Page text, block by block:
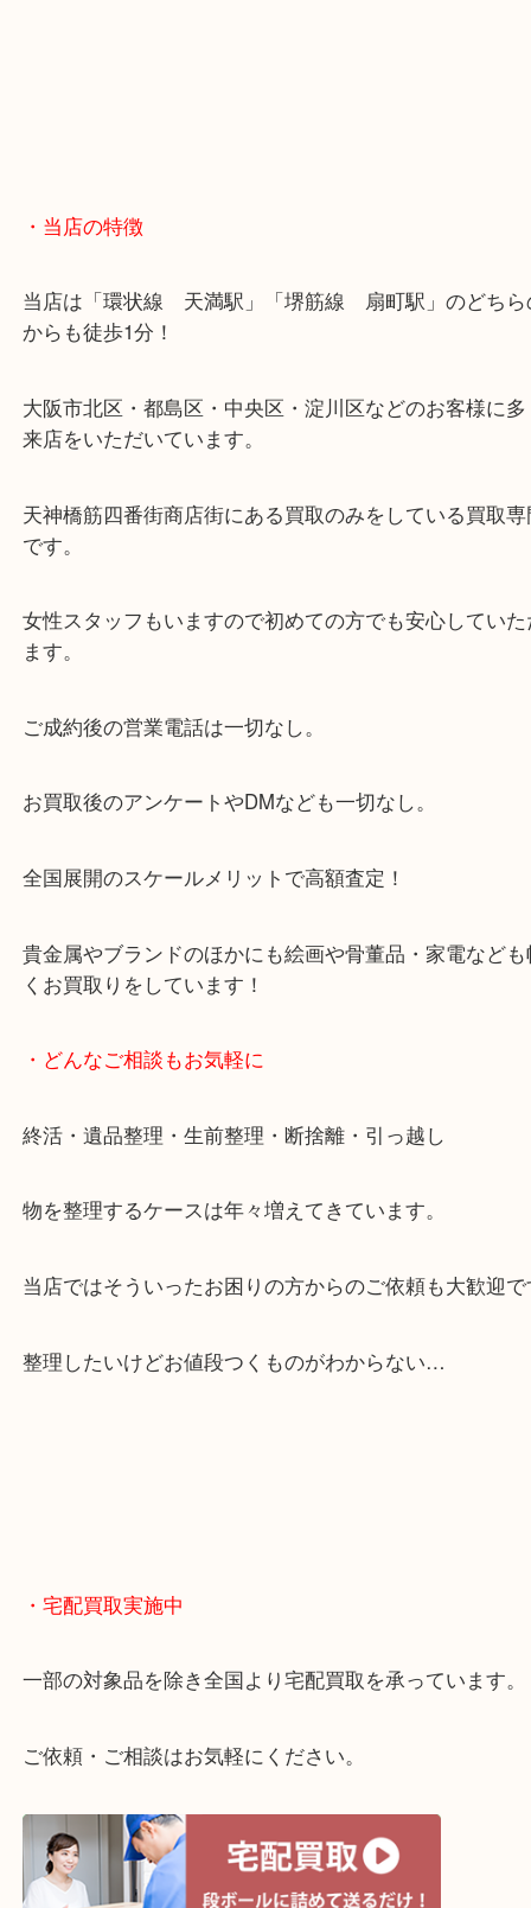
・当店の特徴
当店は「環状線 天満駅」「堺筋線 扇町駅」のど
からも徒歩1分！
大阪市北区・都島区・中央区・淀川区などのお客様
です。
女性スタッフもいますので初めての方でも安心して
ます。
ご成約後の営業電話は一切なし。
お買取後のアンケートやDMなども一切なし。
全国展開のスケールメリットで高額査定！
貴金属やブランドのほかにも絵画や骨董品・家電な
当店ではそういったお困りの方からのご依頼も大
整理したいけどお値段つくものがわからない…